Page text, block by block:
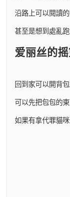
沿路上可以閱讀
甚至是想到處亂
爱丽丝的
回到家可以開背
可以先把包包的
如果有拿代罪貓